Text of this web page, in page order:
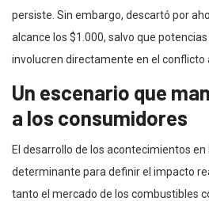
persiste. Sin embargo, descartó por
alcance los $1.000, salvo que
involucren directamente en el conflicto
Un escenario que
a los consumidores
El desarrollo de los acontecimientos
determinante para definir el impacto
tanto el mercado de los combustibles